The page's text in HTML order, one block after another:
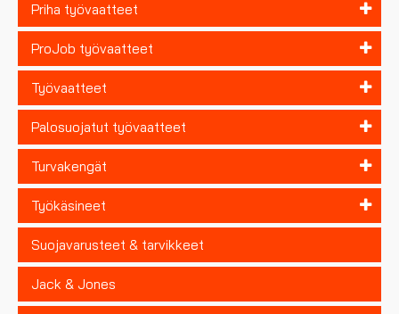
Priha työvaatteet
ProJob työvaatteet
Työvaatteet
Palosuojatut työvaatteet
Turvakengät
Työkäsineet
Suojavarusteet & tarvikkeet
Jack & Jones